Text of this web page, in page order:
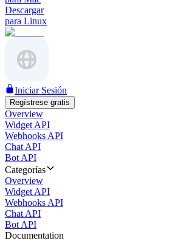
Descargar
para Linux
Iniciar Sesión
Regístrese gratis
Overview
Widget API
Webhooks API
Chat API
Bot API
Categorías
Overview
Widget API
Webhooks API
Chat API
Bot API
Documentation